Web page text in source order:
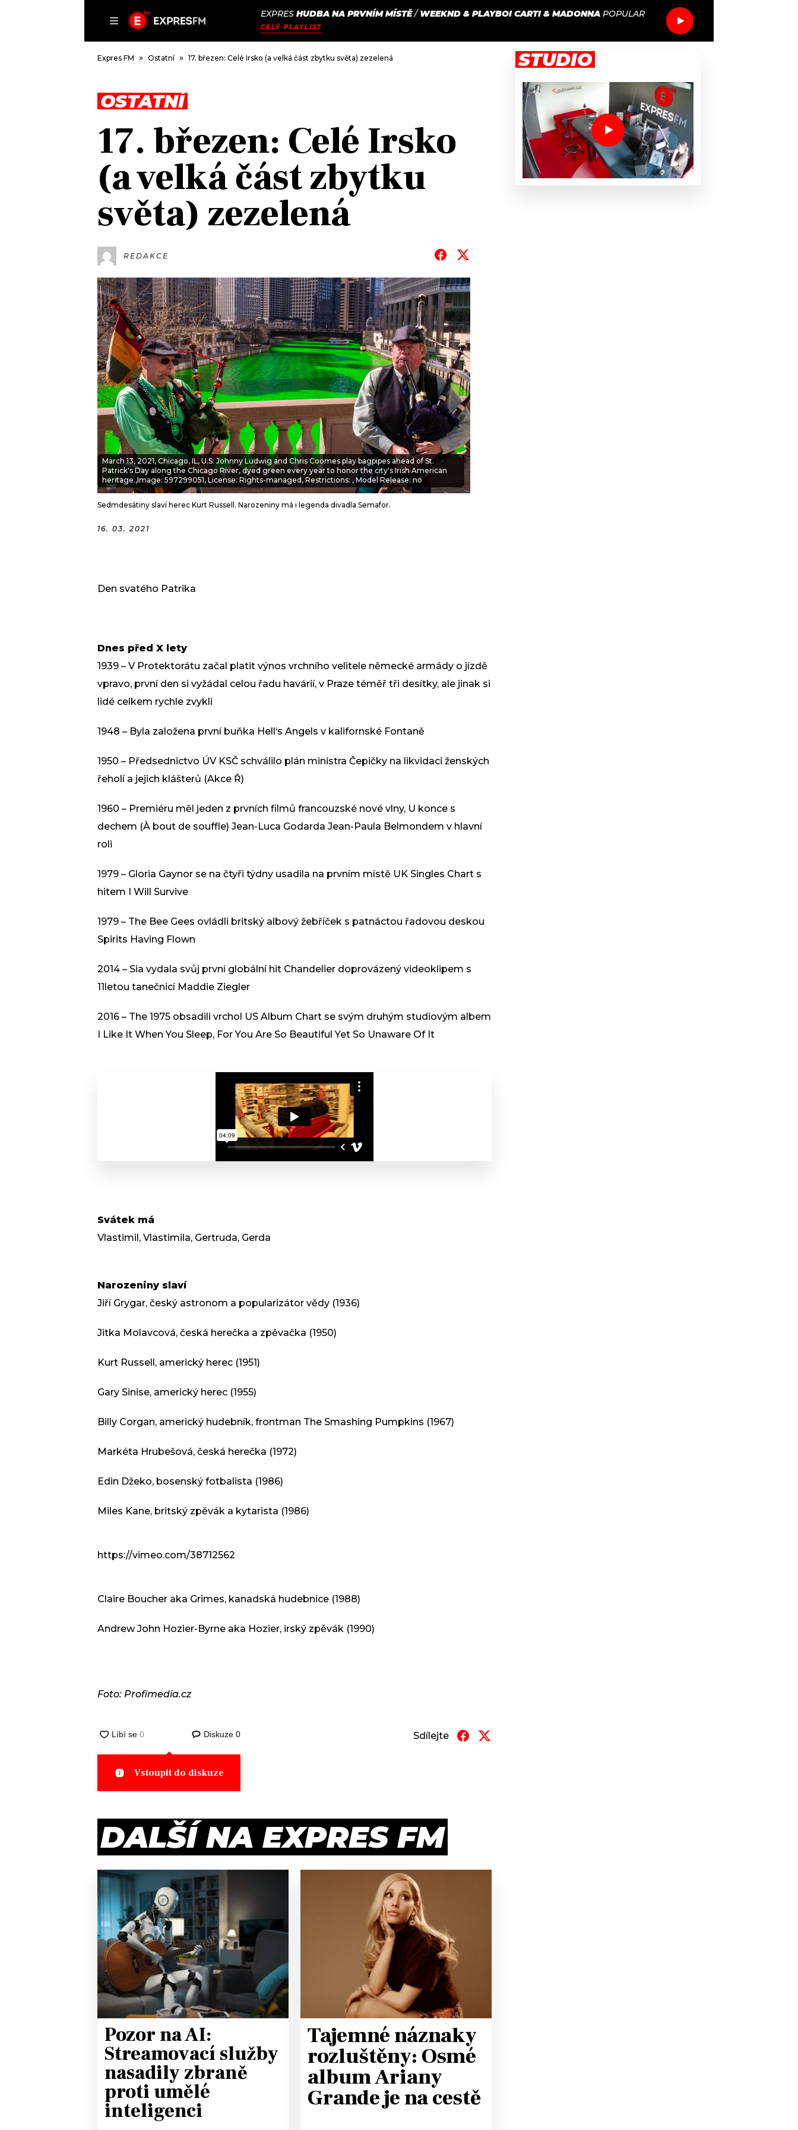
PODCASTY
JAK
NALADIT
EXPRES HUDBA NA PRVNÍM MÍSTĚ/WEEKND & PLAYBOI CARTI & MADONNA POPULAR
CELÝ PLAYLIST
DOMŮ
ČLÁNKY
HUDBA
ROZHOVORY
#NEBUDUDOMA
KALENDÁŘ
VIP
TRENDY
MIX
OSTATNÍ
PODCASTY
JAK NALADIT
RÁDIO
APLIKACE
PROGRAM
PLAYLIST
JAK NALADIT
SOUTĚŽE
Expres FM Ostatní 17. březen: Celé Irsko (a velká část zbytku světa) zezelená
OSTATNÍ
17. březen: Celé Irsko
(a velká část zbytku
světa) zezelená
REDAKCE
March 13, 2021, Chicago, IL, U.S: Johnny Ludwig and Chris Coomes play bagpipes ahead of St.
Patrick's Day along the Chicago River, dyed green every year to honor the city's Irish American
heritage.,Image: 597299051, License: Rights-managed, Restrictions: , Model Release: no
Sedmdesátiny slaví herec Kurt Russell. Narozeniny má i legenda divadla Semafor.
16. 03. 2021
Den svatého Patrika
Dnes před X lety
1939 – V Protektorátu začal platit výnos vrchního velitele německé armády o jízdě
vpravo, první den si vyžádal celou řadu havárií, v Praze téměř tři desítky, ale jinak si
lidé celkem rychle zvykli
1948 – Byla založena první buňka Hell‘s Angels v kalifornské Fontaně
1950 – Předsednictvo ÚV KSČ schválilo plán ministra Čepičky na likvidaci ženských
řeholí a jejich klášterů (Akce Ř)
1960 – Premiéru měl jeden z prvních filmů francouzské nové vlny, U konce s
dechem (À bout de souffle) Jean-Luca Godarda Jean-Paula Belmondem v hlavní
roli
1979 – Gloria Gaynor se na čtyři týdny usadila na prvním místě UK Singles Chart s
hitem I Will Survive
1979 – The Bee Gees ovládli britský albový žebříček s patnáctou řadovou deskou
Spirits Having Flown
2014 – Sia vydala svůj první globální hit Chandelier doprovázený videoklipem s
11letou tanečnicí Maddie Ziegler
2016 – The 1975 obsadili vrchol US Album Chart se svým druhým studiovým albem
I Like It When You Sleep, For You Are So Beautiful Yet So Unaware Of It
Svátek má
Vlastimil, Vlastimila, Gertruda, Gerda
Narozeniny slaví
Jiří Grygar, český astronom a popularizátor vědy (1936)
Jitka Molavcová, česká herečka a zpěvačka (1950)
Kurt Russell, americký herec (1951)
Gary Sinise, americký herec (1955)
Billy Corgan, americký hudebník, frontman The Smashing Pumpkins (1967)
Markéta Hrubešová, česká herečka (1972)
Edin Džeko, bosenský fotbalista (1986)
Miles Kane, britský zpěvák a kytarista (1986)
https://vimeo.com/38712562
Claire Boucher aka Grimes, kanadská hudebnice (1988)
Andrew John Hozier-Byrne aka Hozier, irský zpěvák (1990)
Foto: Profimedia.cz
Diskuze 0
Vstoupit do diskuze
Sdílejte
DALŠÍ NA EXPRES FM
Pozor na AI:
Streamovací služby
nasadily zbraně
proti umělé
inteligenci
Tajemné náznaky
rozluštěny: Osmé
album Ariany
Grande je na cestě
STUDIO